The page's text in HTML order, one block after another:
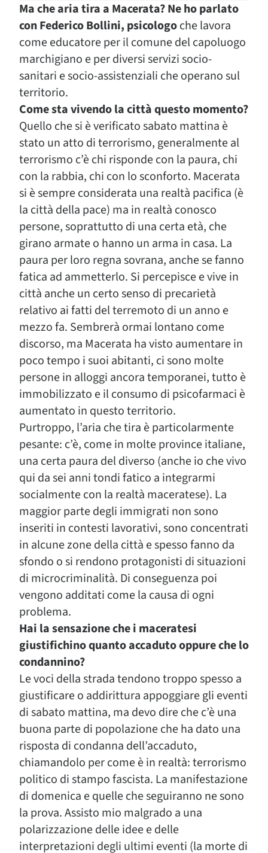
Ma che aria tira a Macerata?Ne ho parlato
con Federico Bollini, psicologoche lavora
come educatore per il comune del capoluogo
marchigiano e per diversi servizi socio-
sanitari e socio-assistenziali che operano sul
territorio.
Come sta vivendo la città questo momento?
Quello che si è verificato sabato mattina è
stato un atto di terrorismo, generalmente al
terrorismo c’è chi risponde con la paura, chi
con la rabbia, chi con lo sconforto. Macerata
si è sempre considerata una realtà pacifica (è
la città della pace) ma in realtà conosco
persone, soprattutto di una certa età, che
girano armate o hanno un arma in casa. La
paura per loro regna sovrana, anche se fanno
fatica ad ammetterlo. Si percepisce e vive in
città anche un certo senso di precarietà
relativo ai fatti del terremoto di un anno e
mezzo fa. Sembrerà ormai lontano come
discorso, ma Macerata ha visto aumentare in
poco tempo i suoi abitanti, ci sono molte
persone in alloggi ancora temporanei, tutto è
immobilizzato e il consumo di psicofarmaci è
aumentato in questo territorio.
Purtroppo, l’aria che tira è particolarmente
pesante: c’è, come in molte province italiane,
una certa paura del diverso (anche io che vivo
qui da sei anni tondi fatico a integrarmi
socialmente con la realtà maceratese). La
maggior parte degli immigrati non sono
inseriti in contesti lavorativi, sono concentrati
in alcune zone della città e spesso fanno da
sfondo o si rendono protagonisti di situazioni
di microcriminalità. Di conseguenza poi
vengono additati come la causa di ogni
problema.
Hai la sensazione che i maceratesi
giustifichino quanto accaduto oppure che lo
condannino?
Le voci della strada tendono troppo spesso a
giustificare o addirittura appoggiare gli eventi
di sabato mattina, ma devo dire che c’è una
buona parte di popolazione che ha dato una
risposta di condanna dell’accaduto,
chiamandolo per come è in realtà: terrorismo
politico di stampo fascista. La manifestazione
di domenica e quelle che seguiranno ne sono
la prova. Assisto mio malgrado a una
polarizzazione delle idee e delle
interpretazioni degli ultimi eventi (la morte di